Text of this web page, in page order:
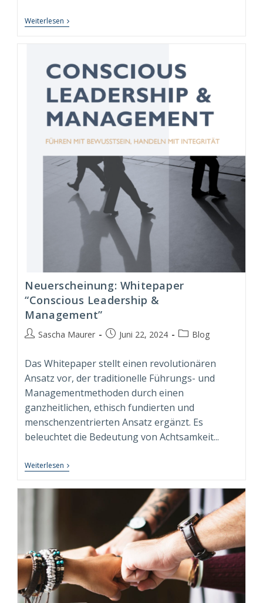
Weiterlesen Das
Führungs-
Leadership
&
Management
Modell
(CLM)
Neuerscheinung: Whitepaper
“Conscious Leadership &
Management”
Beitrags-
Sascha Maurer
BeitragJuni 22, 2024
Beitrags-
Blog
Das Whitepaper stellt einen revolutionären
Ansatz vor, der traditionelle Führungs- und
Managementmethoden durch einen
ganzheitlichen, ethisch fundierten und
menschenzentrierten Ansatz ergänzt. Es
beleuchtet die Bedeutung von Achtsamkeit...
Weiterlesen Neuerscheinung:
Whitepaper